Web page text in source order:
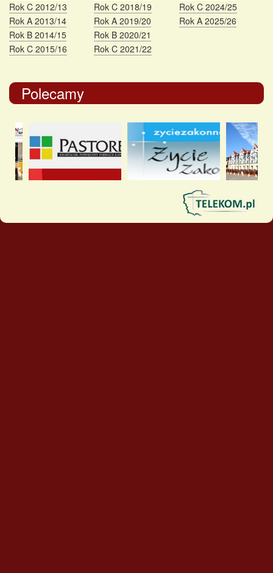
Rok C 2012/13
Rok A 2013/14
Rok B 2014/15
Rok C 2015/16
Rok C 2018/19
Rok A 2019/20
Rok B 2020/21
Rok C 2021/22
Rok C 2024/25
Rok A 2025/26
Polecamy